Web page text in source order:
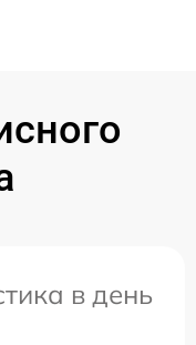
в день